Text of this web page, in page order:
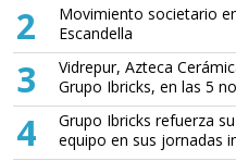
2
Movimiento societario
Escandella
3
Vidrepur, Azteca
Grupo Ibricks, en las 5
4
Grupo Ibricks refuerza
equipo en sus jornadas